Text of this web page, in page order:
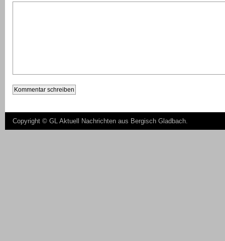
Copyright © GL Aktuell Nachrichten aus Bergisch Gladbach.